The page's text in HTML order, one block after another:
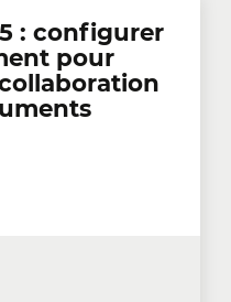
: configurer
pour